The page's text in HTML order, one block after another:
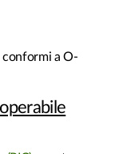
conformi a O-